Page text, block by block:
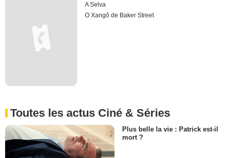
A Selva
O Xangô de Baker Street
Toutes les actus Ciné & Séries
Plus belle la vie : Patrick est-il
mort ?